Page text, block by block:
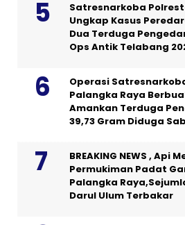
Satresnarkoba
Ungkap Kasus
Dua Terduga
Ops Antik Telabang
Operasi
Palangka Raya
Amankan Terduga
39,73 Gram Diduga
BREAKING NEWS , Api
Permukiman Padat
Palangka
Darul Ulum Terbakar